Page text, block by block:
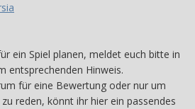
ein Spiel planen, meldet euch bitte in
entsprechenden Hinweis.
für eine Bewertung oder nur um
reden, könnt ihr hier ein passendes